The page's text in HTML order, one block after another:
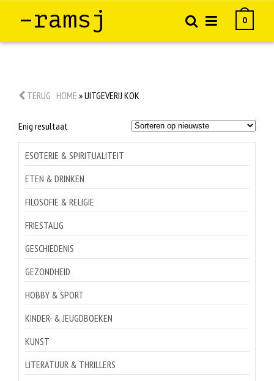
–ramsj 0
TERUG HOME »UITGEVERIJ KOK
Enig resultaat
ESOTERIE & SPIRITUALITEIT
ETEN & DRINKEN
FILOSOFIE & RELIGIE
FRIESTALIG
GESCHIEDENIS
GEZONDHEID
HOBBY & SPORT
KINDER- & JEUGDBOEKEN
KUNST
LITERATUUR & THRILLERS